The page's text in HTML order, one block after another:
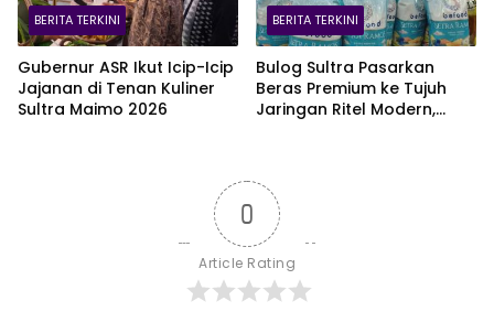
BERITA TERKINI
Gubernur ASR Ikut Icip-Icip
Jajanan di Tenan Kuliner
Sultra Maimo 2026
BERITA TERKINI
Bulog Sultra Pasarkan
Beras Premium ke Tujuh
Jaringan Ritel Modern,
0
Article Rating